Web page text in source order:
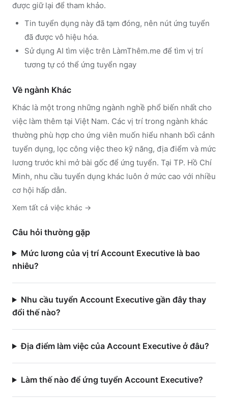
được giữ lại để tham khảo.
Tin tuyển dụng này đã tạm đóng, nên nút ứng tuyển
đã được vô hiệu hóa.
Sử dụng AI tìm việc trên LàmThêm.me để tìm vị trí
tương tự có thể ứng tuyển ngay
Về ngành Khác
Khác là một trong những ngành nghề phổ biến nhất cho
việc làm thêm tại Việt Nam. Các vị trí trong ngành khác
thường phù hợp cho ứng viên muốn hiểu nhanh bối cảnh
tuyển dụng, lọc công việc theo kỹ năng, địa điểm và mức
lương trước khi mở bài gốc để ứng tuyển. Tại TP. Hồ Chí
Minh, nhu cầu tuyển dụng khác luôn ở mức cao với nhiều
cơ hội hấp dẫn.
Xem tất cả việc khác →
Câu hỏi thường gặp
Mức lương của vị trí Account Executive là bao
nhiêu?
Nhu cầu tuyển Account Executive gần đây thay
đổi thế nào?
Địa điểm làm việc của Account Executive ở đâu?
Làm thế nào để ứng tuyển Account Executive?